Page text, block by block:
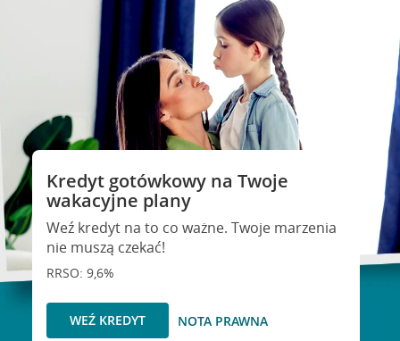
Kredyt gotówkowy na Twoje
wakacyjne plany
Weź kredyt na to co ważne. Twoje marzenia
nie muszą czekać!
RRSO: 9,6%
WEŹ KREDYT NOTA PRAWNA